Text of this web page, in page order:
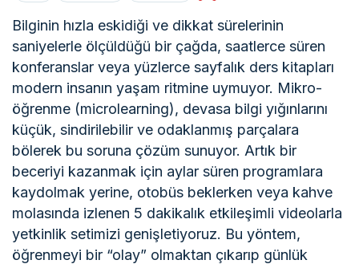
Bilginin hızla eskidiği ve dikkat sürelerinin
saniyelerle ölçüldüğü bir çağda, saatlerce süren
konferanslar veya yüzlerce sayfalık ders kitapları
modern insanın yaşam ritmine uymuyor. Mikro-
öğrenme (microlearning), devasa bilgi yığınlarını
küçük, sindirilebilir ve odaklanmış parçalara
bölerek bu soruna çözüm sunuyor. Artık bir
beceriyi kazanmak için aylar süren programlara
kaydolmak yerine, otobüs beklerken veya kahve
molasında izlenen 5 dakikalık etkileşimli videolarla
yetkinlik setimizi genişletiyoruz. Bu yöntem,
öğrenmeyi bir “olay” olmaktan çıkarıp günlük